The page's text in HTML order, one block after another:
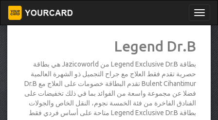
Legend Dr.B
بطاقة Legend Exclusive Dr.B من Jazicoworld هي بطاقة
حصرية تقدم فقط العلاج مع جراح التجميل ذو الشهرة العالمية
Bulent Cihantimur تقدم البطاقة خصومات على العلاج مع Dr.B
فضلا عن مجموعة واسعة من الفوائد بما في ذلك تخفيضات على
الفنادق الفاخرة من فئة الخمسة نجوم، النقل الخاص والجولات
بطاقة Legend Exclusive Dr.B متاحة على أساس فردي فقط